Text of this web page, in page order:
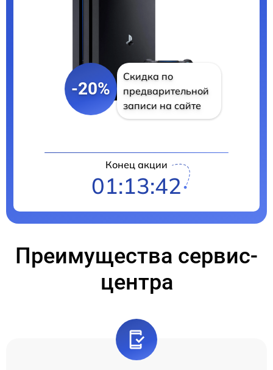
-20%
Скидка по
предварительной
записи на сайте
Конец акции
01:13:41
Преимущества сервис-
центра